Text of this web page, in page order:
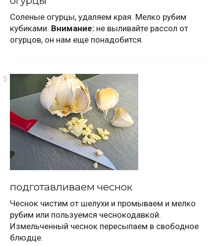
Соленые огурцы, удаляем края. Мелко рубим
кубиками. Внимание: не выливайте рассол от
огурцов, он нам еще понадобится.
подготавливаем чеснок
Чеснок чистим от шелухи и промываем и мелко
рубим или пользуемся чеснокодавкой.
Измельченный чеснок пересыпаем в свободное
блюдце.